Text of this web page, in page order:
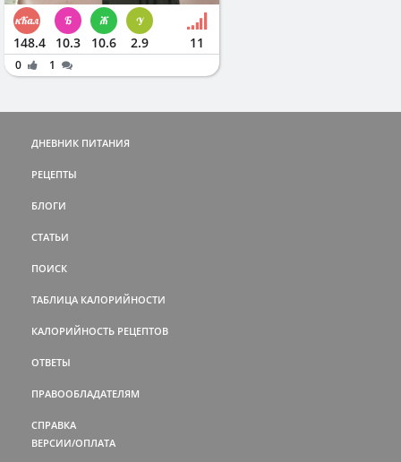
148.4 10.3 10.6 2.9 11
0 1
ДНЕВНИК ПИТАНИЯ
РЕЦЕПТЫ
БЛОГИ
СТАТЬИ
ПОИСК
ТАБЛИЦА КАЛОРИЙНОСТИ
КАЛОРИЙНОСТЬ РЕЦЕПТОВ
ОТВЕТЫ
ПРАВООБЛАДАТЕЛЯМ
СПРАВКА
ВЕРСИИ/ОПЛАТА